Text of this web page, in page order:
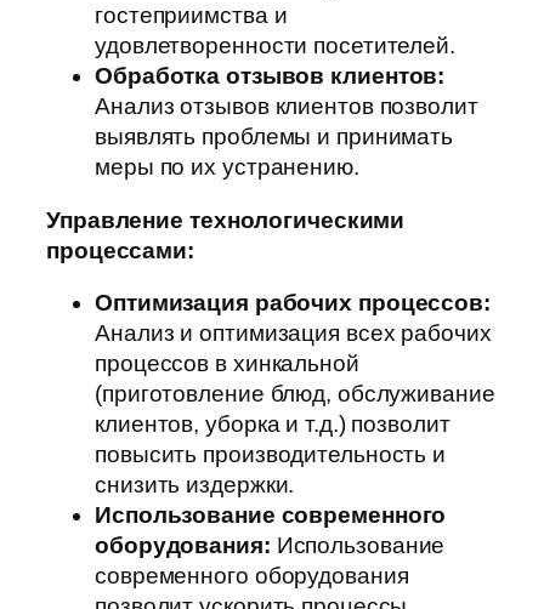
гостеприимства и
удовлетворенности посетителей.
Обработка отзывов клиентов:
Анализ отзывов клиентов позволит
выявлять проблемы и принимать
меры по их устранению.
Управление технологическими
процессами:
Оптимизация рабочих процессов:
Анализ и оптимизация всех рабочих
процессов в хинкальной
(приготовление блюд, обслуживание
клиентов, уборка и т.д.) позволит
повысить производительность и
снизить издержки.
Использование современного
оборудования: Использование
современного оборудования